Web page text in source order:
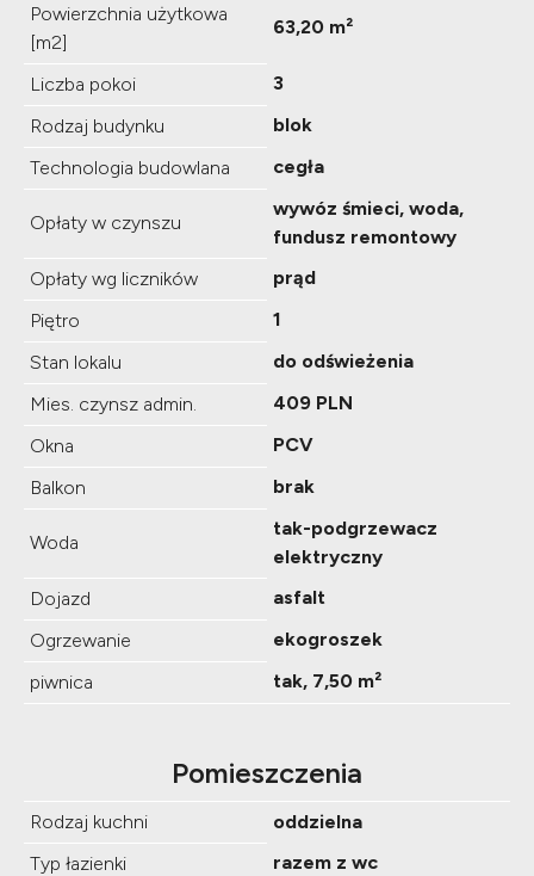
Powierzchnia użytkowa
[m2]
63,20 m²
Liczba pokoi
3
Rodzaj budynku
blok
Technologia budowlana
cegła
Opłaty w czynszu
wywóz śmieci, woda,
fundusz remontowy
Opłaty wg liczników
prąd
Piętro
1
Stan lokalu
do odświeżenia
Mies. czynsz admin.
409 PLN
Okna
PCV
Balkon
brak
Woda
tak-podgrzewacz
elektryczny
Dojazd
asfalt
Ogrzewanie
ekogroszek
piwnica
tak, 7,50 m²
Pomieszczenia
Rodzaj kuchni
oddzielna
Typ łazienki
razem z wc